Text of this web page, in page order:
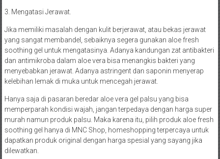
3. Mengatasi Jerawat.
Jika memiliki masalah dengan kulit berjerawat, atau bekas jerawat
yang sangat membandel, sebaiknya segera gunakan aloe fresh
soothing gel untuk mengatasinya. Adanya kandungan zat antibakteri
dan antimikroba dalam aloe vera bisa menangkis bakteri yang
menyebabkan jerawat. Adanya astringent dan saponin menyerap
kelebihan lemak di muka untuk mencegah jerawat.
Hanya saja di pasaran beredar aloe vera gel palsu yang bisa
memperparah kondisi wajah, jangan terpedaya dengan harga super
murah namun produk palsu. Maka karena itu, pilih produk aloe fresh
soothing gel hanya di MNC Shop, homeshopping terpercaya untuk
dapatkan produk original dengan harga spesial yang sayang jika
dilewatkan.